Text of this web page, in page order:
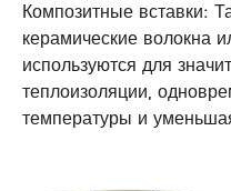
Композитные вставки:
керамические волокна
используются для
теплоизоляции,
температуры и